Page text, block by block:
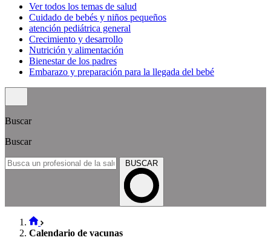
Ver todos los temas de salud
Cuidado de bebés y niños pequeños
atención pediátrica general
Crecimiento y desarrollo
Nutrición y alimentación
Bienestar de los padres
Embarazo y preparación para la llegada del bebé
Buscar
Buscar
BUSCAR
Calendario de vacunas